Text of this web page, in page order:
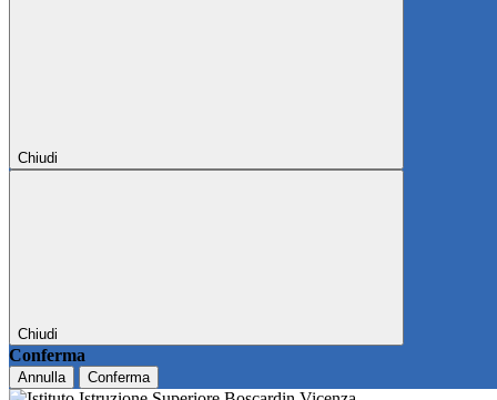
Chiudi
Chiudi
Conferma
Annulla Conferma